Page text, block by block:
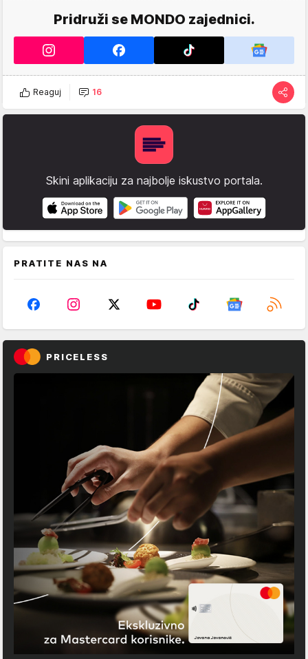
Pridruži se MONDO zajednici.
Reaguj 16
Skini aplikaciju za najbolje iskustvo portala.
PRATITE NAS NA
PRICELESS